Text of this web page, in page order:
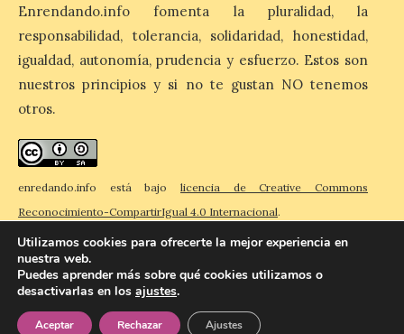
pasado y un 4,6 % frente a
un periodo estándar. Por
categorías, el alojamiento
turístico concentró la mayor parte del
gasto, con un 25,9 % del total, seguido por
restauración […]
Enrendando.info fomenta la pluralidad, la
responsabilidad, tolerancia, solidaridad, honestidad,
igualdad, autonomía, prudencia y esfuerzo. Estos son
nuestros principios y si no te gustan NO tenemos
otros.
enredando.info está bajo licencia de Creative Commons
Reconocimiento-CompartirIgual 4.0 Internacional.
© 2026 Enredando Política de privacidad
Utilizamos cookies para ofrecerte la mejor experiencia en
nuestra web.
Puedes aprender más sobre qué cookies utilizamos o
desactivarlas en los ajustes.
Aceptar Rechazar Ajustes